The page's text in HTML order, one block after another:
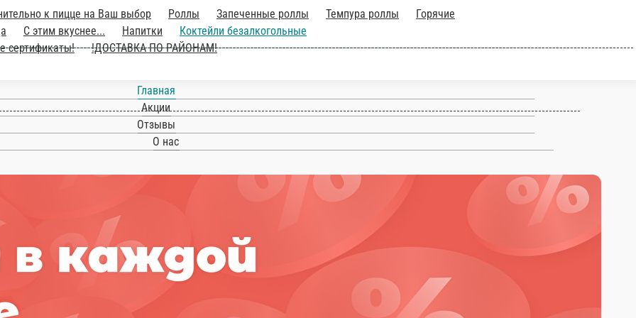
Главная
Акции
Отзывы
О нас
к пицце на Ваш выбор Роллы Запеченные роллы Темпура роллы
Горячие
С этим вкуснее... Напитки
Коктейли безалкогольные
сертификаты! !ДОСТАВКА ПО РАЙОНАМ!